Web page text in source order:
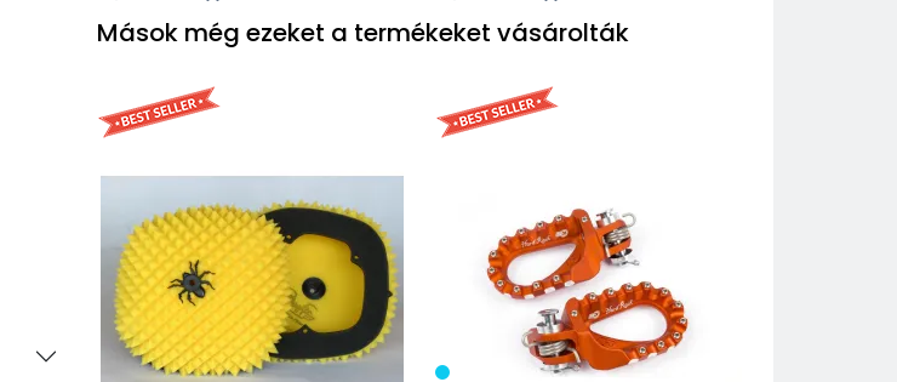
Mások még ezeket a termékeket vásárolták